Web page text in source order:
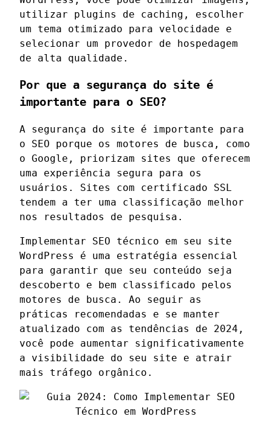
utilizar plugins de caching, escolher
um tema otimizado para velocidade e
selecionar um provedor de hospedagem
de alta qualidade.
Por que a segurança do site é
importante para o SEO?
A segurança do site é importante para
o SEO porque os motores de busca, como
o Google, priorizam sites que oferecem
uma experiência segura para os
usuários. Sites com certificado SSL
tendem a ter uma classificação melhor
nos resultados de pesquisa.
Implementar SEO técnico em seu site
WordPress é uma estratégia essencial
para garantir que seu conteúdo seja
descoberto e bem classificado pelos
motores de busca. Ao seguir as
práticas recomendadas e se manter
atualizado com as tendências de 2024,
você pode aumentar significativamente
a visibilidade do seu site e atrair
mais tráfego orgânico.